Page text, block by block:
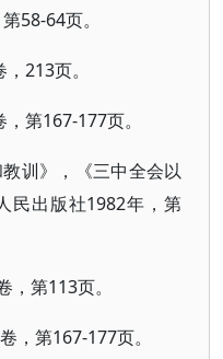
58-64页。
213页。
第167-177页。
训》，《三中全会以
民出版社1982年，第
第113页。
，第167-177页。